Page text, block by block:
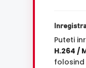
Puteti
H.264 /
folosind